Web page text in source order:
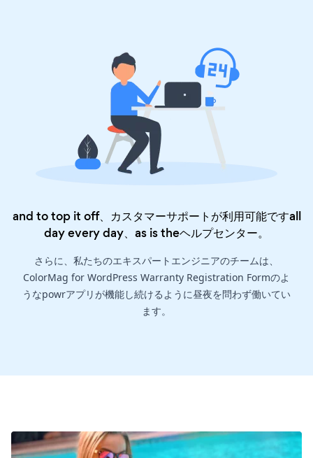
and to top it off、カスタマーサポートが利用可能ですall
day every day、as is theヘルプセンター。
さらに、私たちのエキスパートエンジニアのチームは、
ColorMag for WordPress Warranty Registration Formのよ
うなpowrアプリが機能し続けるように昼夜を問わず働いてい
ます。